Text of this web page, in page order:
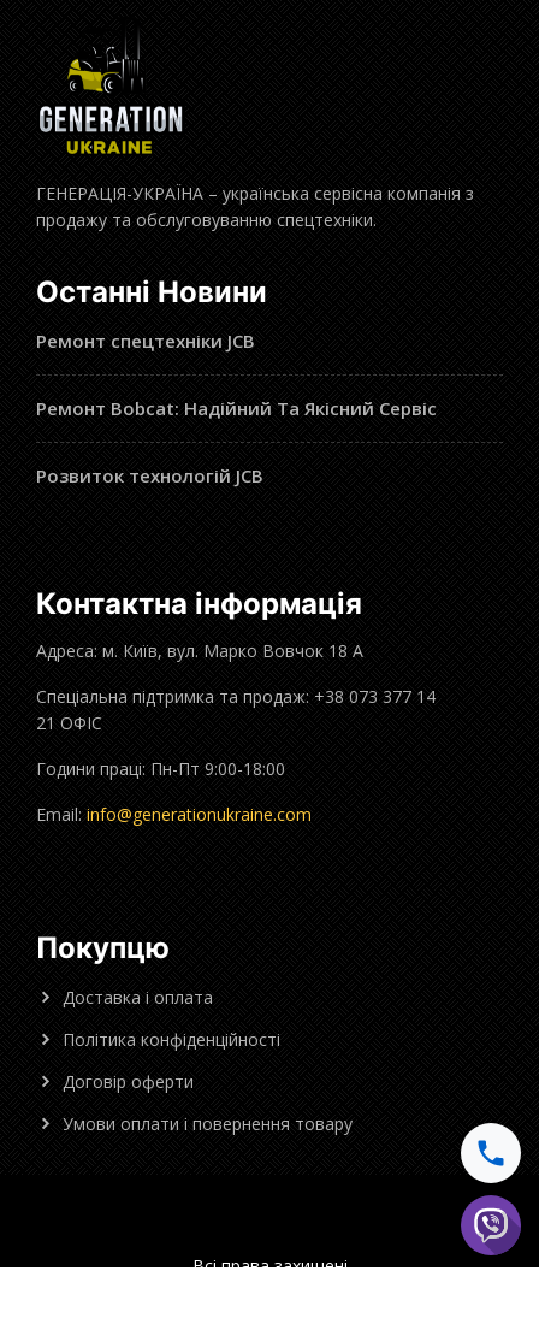
ГЕНЕРАЦІЯ-УКРАЇНА – українська сервісна компанія з
продажу та обслуговуванню спецтехніки.
Останні Новини
Ремонт спецтехніки JCB
Ремонт Bobcat: Надійний Та Якісний Сервіс
Розвиток технологій JCB
Контактна інформація
Адреса: м. Київ, вул. Марко Вовчок 18 А
Спеціальна підтримка та продаж: +38 073 377 14
21 ОФІС
Години праці: Пн-Пт 9:00-18:00
Email: info@generationukraine.com
Покупцю
Доставка і оплата
Політика конфіденційності
Договір оферти
Умови оплати і повернення товару
Всі права захищені